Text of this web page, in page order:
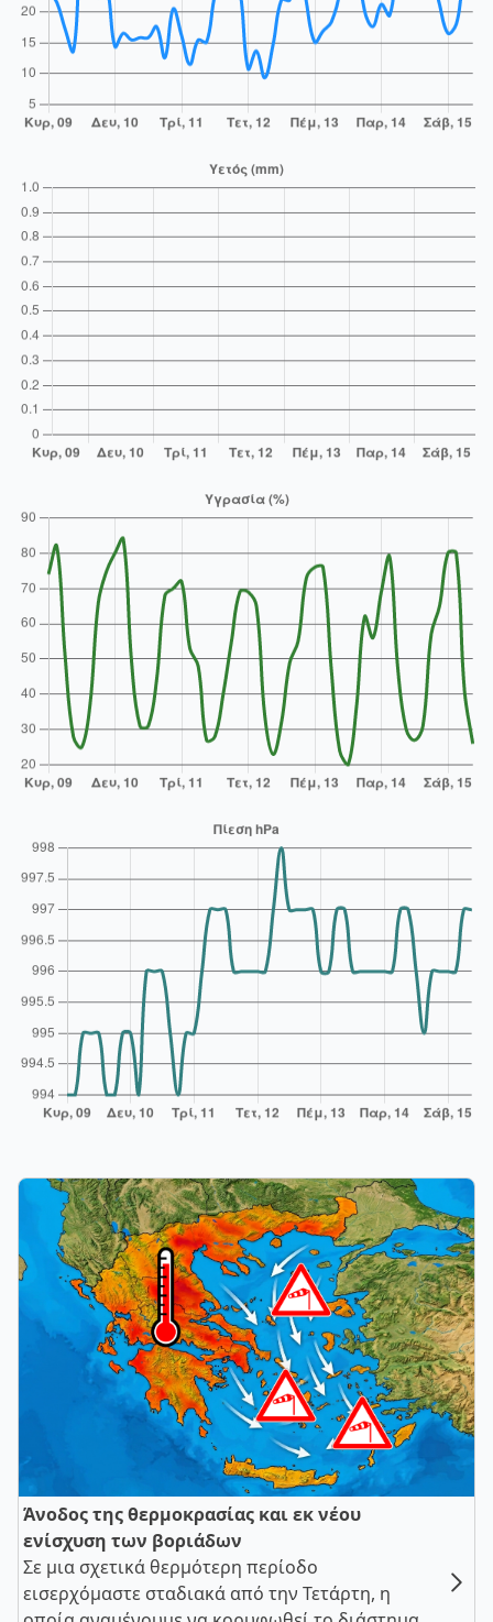
Άνοδος της θερμοκρασίας και εκ νέου
ενίσχυση των βοριάδων
Σε μια σχετικά θερμότερη περίοδο
εισερχόμαστε σταδιακά από την Τετάρτη, η